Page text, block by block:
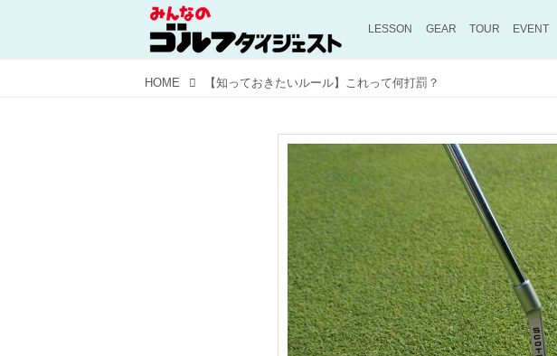
LESSON GEAR TOUR EVENT
HOME 【知っておきたいルール】これって何打罰？